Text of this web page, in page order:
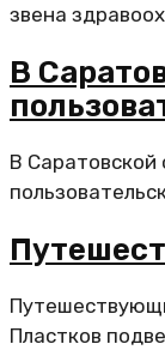
звена
В
В Саратовской
Пластков